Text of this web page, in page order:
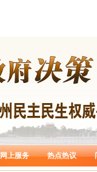
网上服务 热点热议